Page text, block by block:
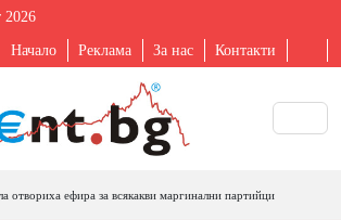
2026
Начало Реклама За нас Контакти
отвориха ефира за всякакви маргинални партийци